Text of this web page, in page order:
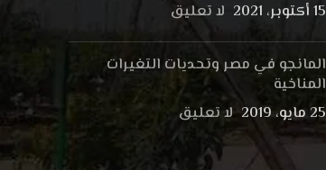
15 أكتوبر، 2021
لا تعليق
المانجو في مصر وتحديات التغيرات
المناخية
25 مايو، 2019
لا تعليق